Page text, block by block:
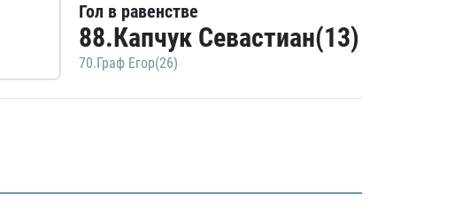
Гол в равенстве
88.Капчук Севастиан(13)
70.Граф Егор(26)